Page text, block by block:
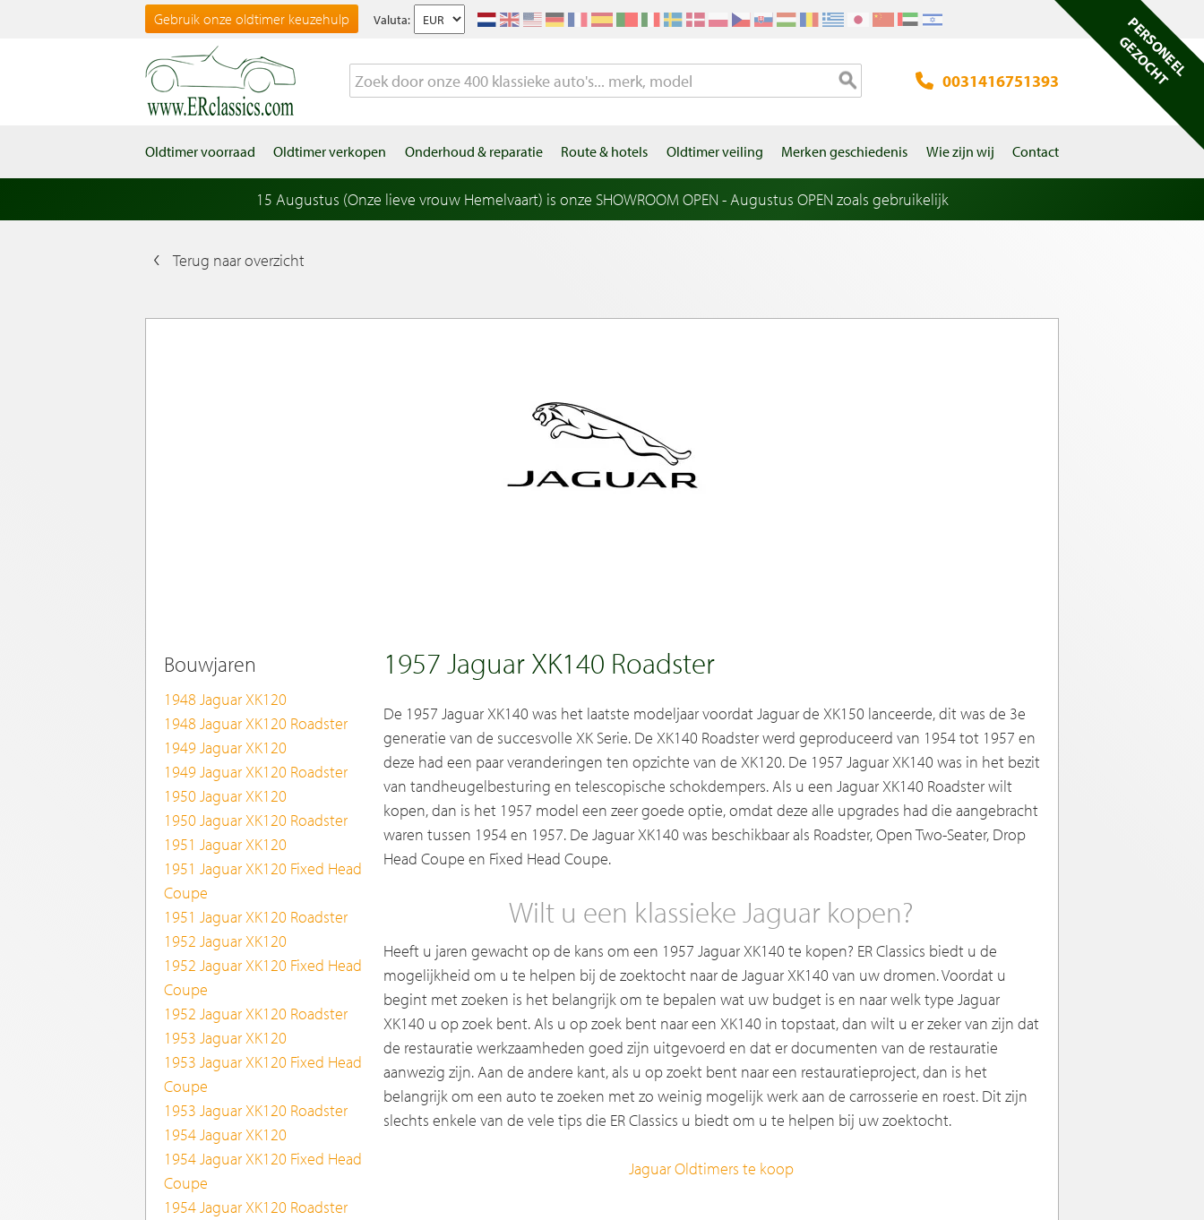
Gebruik onze oldtimer keuzehulp Valuta:
0031416751393
Oldtimer voorraad Oldtimer verkopen Onderhoud & reparatie Route & hotels Oldtimer veiling Merken geschiedenis Wie zijn wij Contact
15 Augustus (Onze lieve vrouw Hemelvaart) is onze SHOWROOM OPEN - Augustus OPEN zoals gebruikelijk
Terug naar overzicht
Bouwjaren
1948 Jaguar XK120
1948 Jaguar XK120 Roadster
1949 Jaguar XK120
1949 Jaguar XK120 Roadster
1950 Jaguar XK120
1950 Jaguar XK120 Roadster
1951 Jaguar XK120
1951 Jaguar XK120 Fixed Head
Coupe
1951 Jaguar XK120 Roadster
1952 Jaguar XK120
1952 Jaguar XK120 Fixed Head
Coupe
1952 Jaguar XK120 Roadster
1953 Jaguar XK120
1953 Jaguar XK120 Fixed Head
Coupe
1953 Jaguar XK120 Roadster
1954 Jaguar XK120
1954 Jaguar XK120 Fixed Head
Coupe
1954 Jaguar XK120 Roadster
1957 Jaguar XK140 Roadster
De 1957 Jaguar XK140 was het laatste modeljaar voordat Jaguar de XK150 lanceerde, dit was de 3e
generatie van de succesvolle XK Serie. De XK140 Roadster werd geproduceerd van 1954 tot 1957 en
deze had een paar veranderingen ten opzichte van de XK120. De 1957 Jaguar XK140 was in het bezit
van tandheugelbesturing en telescopische schokdempers. Als u een Jaguar XK140 Roadster wilt
kopen, dan is het 1957 model een zeer goede optie, omdat deze alle upgrades had die aangebracht
waren tussen 1954 en 1957. De Jaguar XK140 was beschikbaar als Roadster, Open Two-Seater, Drop
Head Coupe en Fixed Head Coupe.
Wilt u een klassieke Jaguar kopen?
Heeft u jaren gewacht op de kans om een 1957 Jaguar XK140 te kopen? ER Classics biedt u de
mogelijkheid om u te helpen bij de zoektocht naar de Jaguar XK140 van uw dromen. Voordat u
begint met zoeken is het belangrijk om te bepalen wat uw budget is en naar welk type Jaguar
XK140 u op zoek bent. Als u op zoek bent naar een XK140 in topstaat, dan wilt u er zeker van zijn dat
de restauratie werkzaamheden goed zijn uitgevoerd en dat er documenten van de restauratie
aanwezig zijn. Aan de andere kant, als u op zoekt bent naar een restauratieproject, dan is het
belangrijk om een auto te zoeken met zo weinig mogelijk werk aan de carrosserie en roest. Dit zijn
slechts enkele van de vele tips die ER Classics u biedt om u te helpen bij uw zoektocht.
Jaguar Oldtimers te koop
PERSONEEL
GEZOCHT